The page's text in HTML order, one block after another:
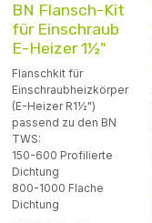
BN Flansch-Kit
für Einschraub
E-Heizer 1½"
Flanschkit für
Einschraubheizkörper
(E-Heizer R1½")
passend zu den BN
TWS:
150-600 Profilierte
Dichtung
800-1000 Flache
Dichtung